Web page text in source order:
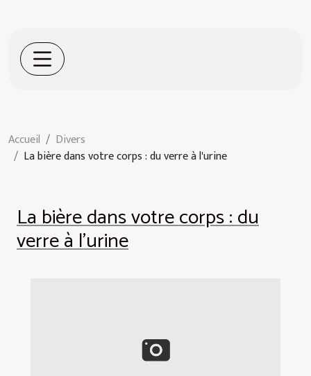
Accueil
Divers
La bière dans votre corps : du verre à l'urine
La bière dans votre corps : du
verre à l'urine